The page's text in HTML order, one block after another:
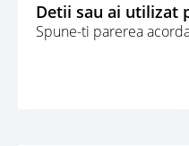
Detii sau ai utilizat
Spune-ti parerea